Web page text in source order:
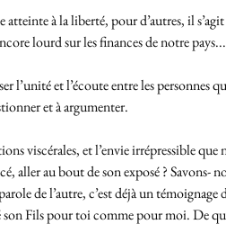
à la liberté, pour d’autres, il
lourd sur les finances de notre pays...
l’unité et l’écoute entre les personnes
et à argumenter.
viscérales, et l’envie irrépressible
aller au bout de son exposé ? Savons-
de l’autre, c’est déjà un
Fils pour toi comme pour moi. De